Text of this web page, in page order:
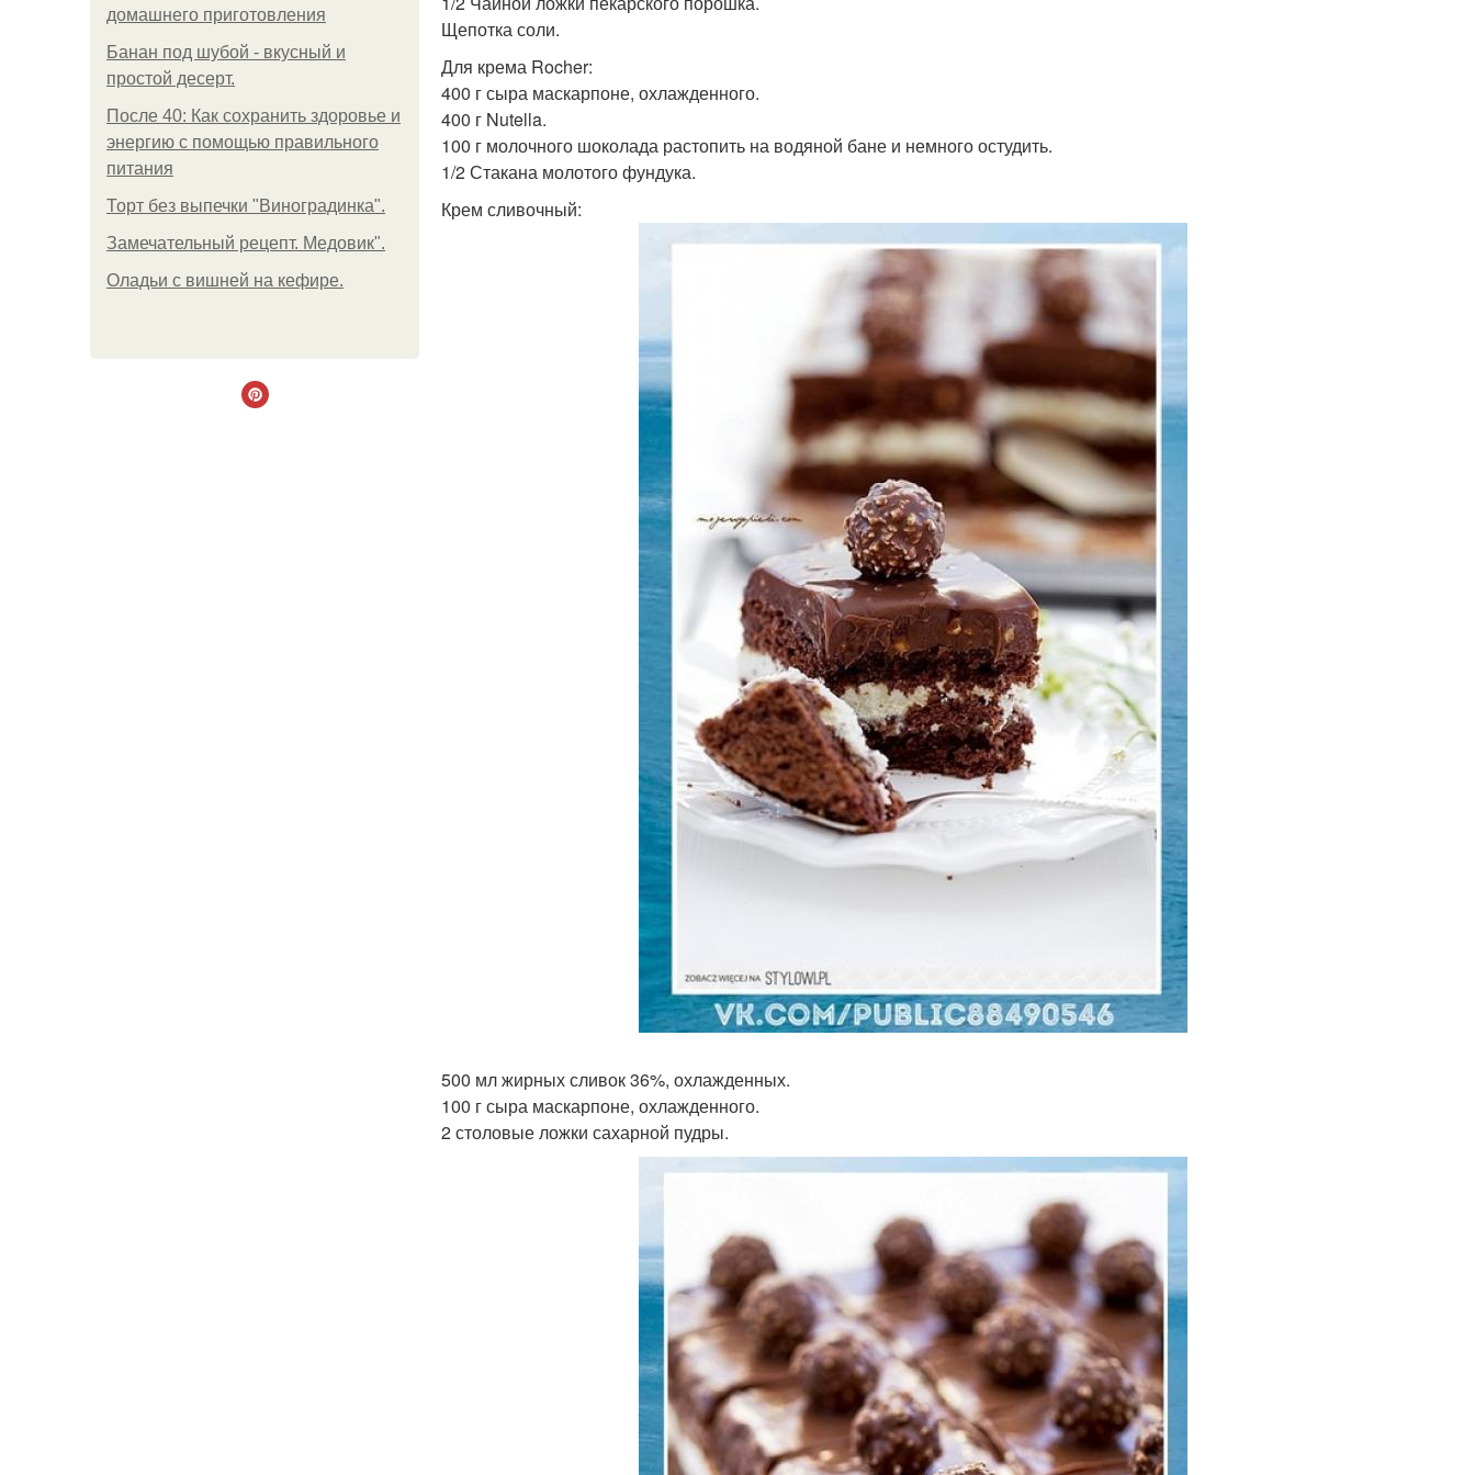
домашнего приготовления
Банан под шубой - вкусный и
простой десерт.
После 40: Как сохранить здоровье и
энергию с помощью правильного
питания
Торт без выпечки "Виноградинка".
Замечательный рецепт. Медовик".
Оладьи с вишней на кефире.
Щепотка соли.
Для крема Rocher:
400 г сыра маскарпоне, охлажденного.
400 г Nutella.
100 г молочного шоколада растопить на водяной бане и немного остудить.
1/2 Стакана молотого фундука.
Крем сливочный:
500 мл жирных сливок 36%, охлажденных.
100 г сыра маскарпоне, охлажденного.
2 столовые ложки сахарной пудры.